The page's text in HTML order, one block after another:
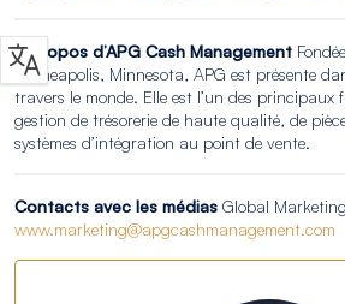
À propos d’APG Cash Management
Minneapolis, Minnesota, APG est présente
travers le monde. Elle est l’un des principaux
gestion de trésorerie de haute qualité, de
systèmes d’intégration au point de vente.
Contacts avec les médias Global
www.marketing@apgcashmanagement.com